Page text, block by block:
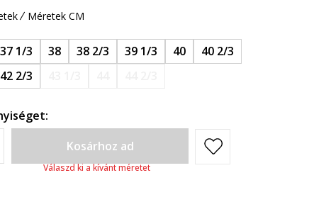
Méretek CM
37 1/3 38 38 2/3 39 1/3 40
40 2/3
42 2/3
Kosárhoz ad
Válaszd ki a kívánt méretet